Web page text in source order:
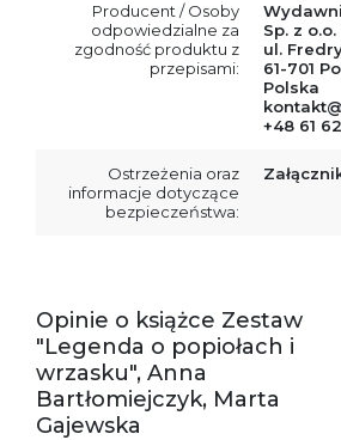
Producent / Osoby
odpowiedzialne za
zgodność produktu z
przepisami:
Sp. z o.o.
ul.
61-701
Polska
+48 61
Ostrzeżenia oraz
informacje dotyczące
bezpieczeństwa:
Opinie o książce Zestaw
"Legenda o popiołach i
wrzasku", Anna
Bartłomiejczyk, Marta
Gajewska